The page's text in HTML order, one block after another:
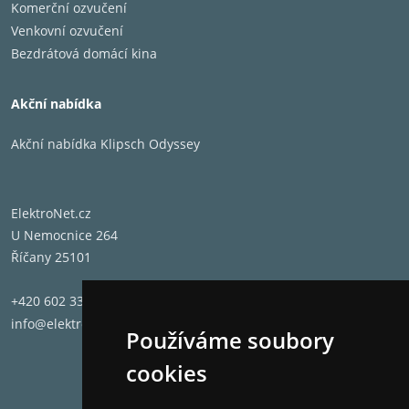
Používáme soubory
cookies
Komerční ozvučení
Venkovní ozvučení
Bezdrátová domácí kina
Akční nabídka
Akční nabídka Klipsch Odyssey
ElektroNet.cz
U Nemocnice 264
Říčany 25101
+420 602 331 662
info@elektronet.cz